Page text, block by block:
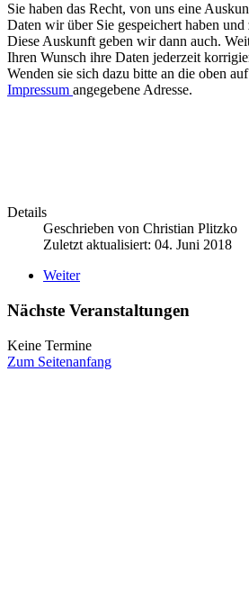
Sie haben das Recht, von uns eine
Daten wir über Sie gespeichert haben
Diese Auskunft geben wir dann auch.
Ihren Wunsch ihre Daten jederzeit
Wenden sie sich dazu bitte an die oben
Impressum angegebene Adresse.
Details
Geschrieben von Christian Plitzko
Zuletzt aktualisiert: 04. Juni 2018
Weiter
Nächste Veranstaltungen
Keine Termine
Zum Seitenanfang